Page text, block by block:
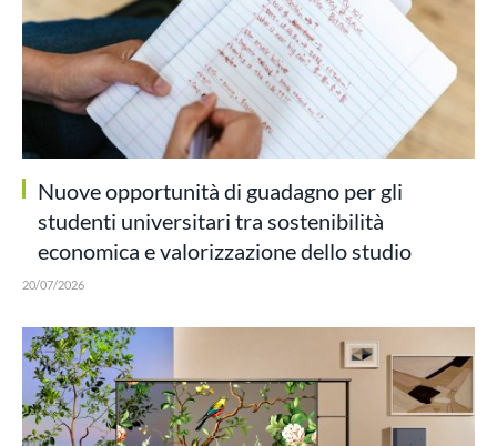
Nuove opportunità di guadagno per gli
studenti universitari tra sostenibilità
economica e valorizzazione dello studio
20/07/2026